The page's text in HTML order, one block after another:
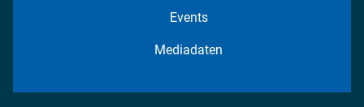
Events
Mediadaten